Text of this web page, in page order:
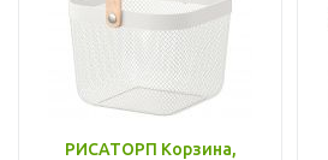
РИСАТОРП Корзина,